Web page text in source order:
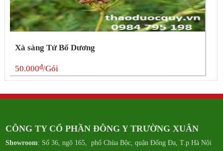
Xà sàng Tử Bổ Dương
50.000đ/Gói
CÔNG TY CỔ PHẦN ĐÔNG Y TRƯỜNG XUÂN
Showroom: Số 36, ngõ 165, phố Chùa Bộc, quận Đống Đa, T.p Hà Nội